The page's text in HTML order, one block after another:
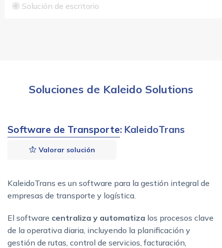
Solución de escritorio
Soluciones de Kaleido Solutions
Software de Transporte: KaleidoTrans
Valorar solución
KaleidoTrans es un software para la gestión integral de
empresas de transporte y logística.
El software centraliza y automatiza los procesos clave
de la operativa diaria, incluyendo la planificación y
gestión de rutas, control de servicios, facturación,